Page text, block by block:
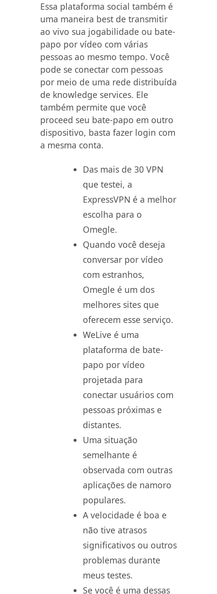
Essa plataforma social também é
uma maneira best de transmitir
ao vivo sua jogabilidade ou bate-
papo por vídeo com várias
pessoas ao mesmo tempo. Você
pode se conectar com pessoas
por meio de uma rede distribuída
de knowledge services. Ele
também permite que você
proceed seu bate-papo em outro
dispositivo, basta fazer login com
a mesma conta.
Das mais de 30 VPN
que testei, a
ExpressVPN é a melhor
escolha para o
Omegle.
Quando você deseja
conversar por vídeo
com estranhos,
Omegle é um dos
melhores sites que
oferecem esse serviço.
WeLive é uma
plataforma de bate-
papo por vídeo
projetada para
conectar usuários com
pessoas próximas e
distantes.
Uma situação
semelhante é
observada com outras
aplicações de namoro
populares.
A velocidade é boa e
não tive atrasos
significativos ou outros
problemas durante
meus testes.
Se você é uma dessas